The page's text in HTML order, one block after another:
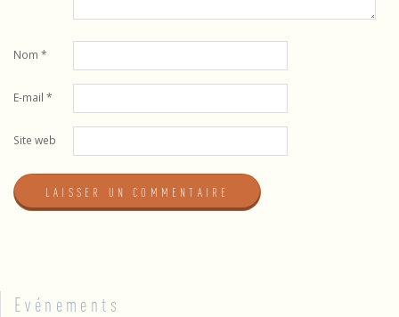
Nom *
E-mail *
Site web
Evénements